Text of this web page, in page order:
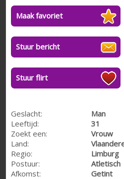
Maak favoriet
Stuur bericht
Stuur flirt
Geslacht:
Man
Leeftijd:
31
Zoekt een:
Vrouw
Land:
Regio:
Limburg
Postuur:
Atletisch
Afkomst:
Getint